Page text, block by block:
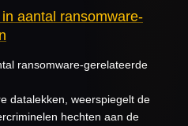
aantal ransomware-
ransomware-gerelateerde
datalekken, weerspiegelt de
hechten aan de